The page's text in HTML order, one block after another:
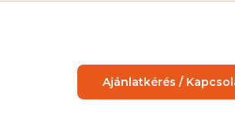
Ajánlatkérés /